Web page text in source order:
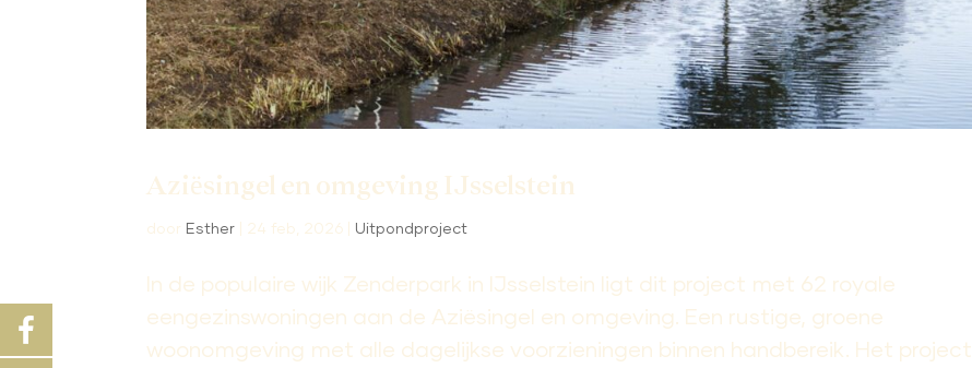
Aziësingel en omgeving IJsselstein
door Esther | 24 feb, 2026 | Uitpondproject
In de populaire wijk Zenderpark in IJsselstein ligt dit project met 62 royale
eengezinswoningen aan de Aziësingel en omgeving. Een rustige, groene
woonomgeving met alle dagelijkse voorzieningen binnen handbereik. Het project